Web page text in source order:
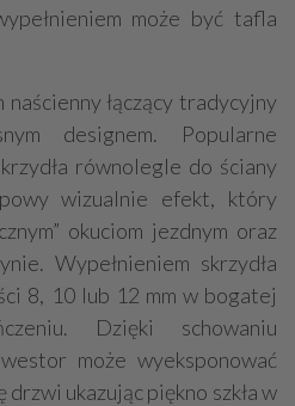
może być tafla
łączący tradycyjny
designem. Popularne
równolegle do ściany
wizualnie efekt, który
okuciom jezdnym oraz
Wypełnieniem skrzydła
8, 10 lub 12 mm w bogatej
Dzięki schowaniu
może wyeksponować
ukazując piękno szkła w